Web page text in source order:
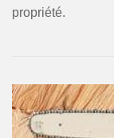
propriété.